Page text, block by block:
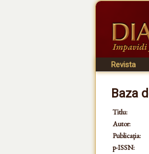
Revista
Baza
Titlu:
Autor:
Publicația:
p-ISSN: